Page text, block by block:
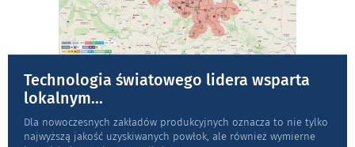
Technologia światowego lidera wsparta
lokalnym...
Dla nowoczesnych zakładów produkcyjnych oznacza to nie tylko
najwyższą jakość uzyskiwanych powłok, ale również wymierne